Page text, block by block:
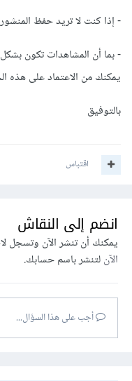
- إذا كنت لا تريد حفظ
- بما أن المشاهدات تكون
يمكنك من الاعتماد على هذه
بالتوفيق
اقتباس
انضم إلى النقاش
يمكنك أن تنشر الآن وتسجل
الآنلتنشر باسم حسابك.
أجب على هذا السؤال...